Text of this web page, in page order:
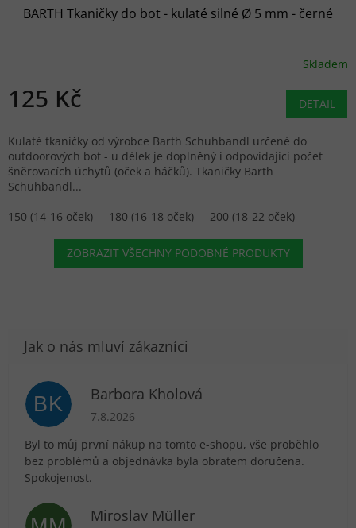
BARTH Tkaničky do bot - kulaté silné Ø 5 mm - černé
Skladem
125 Kč DETAIL
Kulaté tkaničky od výrobce Barth Schuhbandl určené do
outdoorových bot - u délek je doplněný i odpovídající počet
šněrovacích úchytů (oček a háčků). Tkaničky Barth
Schuhbandl...
150 (14-16 oček)
180 (16-18 oček) 200 (18-22 oček)
ZOBRAZIT VŠECHNY PODOBNÉ PRODUKTY
BK Barbora Kholová
Hodnocení obchodu je 5 z 5 hvězdiček.
7.8.2026
Byl to můj první nákup na tomto e-shopu, vše proběhlo
bez problémů a objednávka byla obratem doručena.
Spokojenost.
Miroslav Müller